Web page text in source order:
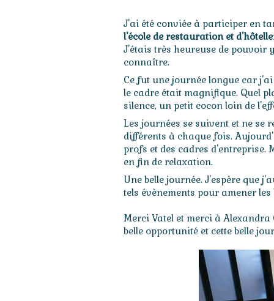
J'ai été conviée à participer en
l'école de restauration et
J'étais très heureuse de
connaître.
Ce fut une journée longue car
le cadre était magnifique. Quel
silence, un petit cocon loin de
Les journées se suivent et ne se
différents à chaque fois.
profs et des cadres d'entreprise.
en fin de relaxation.
Une belle journée. J'espère que
tels évènements pour amener
Merci Vatel et merci à
belle opportunité et cette belle